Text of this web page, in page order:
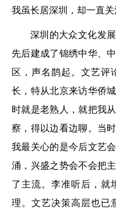
我虽长居深圳，却一直关
深圳的大众文化发
先后建成了锦绣中华、
区，声名鹊起。文艺评
长，特从北京来访华侨
时就是老熟人，就把我
察，得以边看边聊。当
我最关心的是今后文艺
涌，兴盛之势会不会把
了主流。李准听后，就
理。文艺决策高层也已